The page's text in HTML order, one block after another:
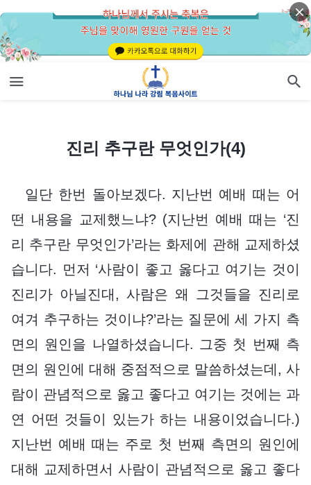
진리 추구란 무엇인가(4)
일단 한번 돌아보겠다. 지난번 예배 때는 어
떤 내용을 교제했느냐? (지난번 예배 때는 ‘진
리 추구란 무엇인가’라는 화제에 관해 교제하셨
습니다. 먼저 ‘사람이 좋고 옳다고 여기는 것이
진리가 아닐진대, 사람은 왜 그것들을 진리로
여겨 추구하는 것이냐?’라는 질문에 세 가지 측
면의 원인을 나열하셨습니다. 그중 첫 번째 측
면의 원인에 대해 중점적으로 말씀하셨는데, 사
람이 관념적으로 옳고 좋다고 여기는 것에는 과
연 어떤 것들이 있는가 하는 내용이었습니다.)
지난번 예배 때는 주로 첫 번째 측면의 원인에
대해 교제하면서 사람이 관념적으로 옳고 좋다